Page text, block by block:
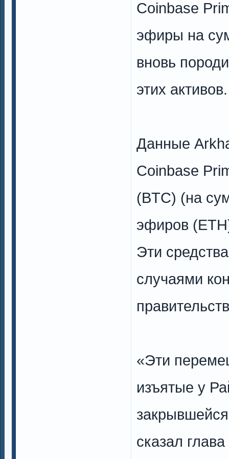
Coinbase
эфиры на
вновь
этих активов.
Данные
Coinbase
(BTC) (на
эфиров
Эти
случаями
«Эти
изъятые у
сказал